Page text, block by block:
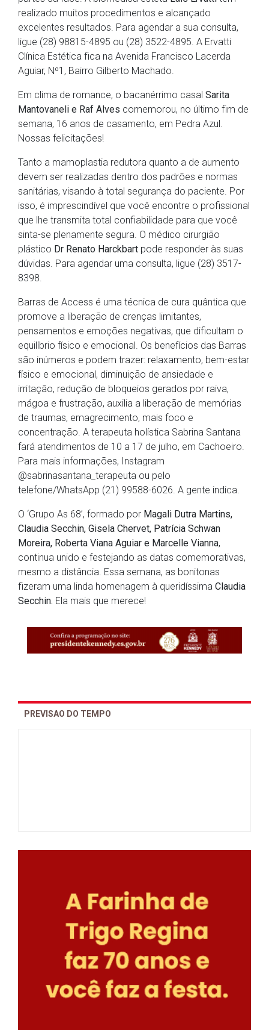
realizado muitos procedimentos e alcançado
excelentes resultados. Para agendar a sua consulta,
ligue (28) 98815-4895 ou (28) 3522-4895. A Ervatti
Clínica Estética fica na Avenida Francisco Lacerda
Aguiar, Nº1, Bairro Gilberto Machado. ⠀
Em clima de romance, o bacanérrimo casal Sarita
Mantovaneli e Raf Alves comemorou, no último fim de
semana, 16 anos de casamento, em Pedra Azul.
Nossas felicitações!
Tanto a mamoplastia redutora quanto a de aumento
devem ser realizadas dentro dos padrões e normas
sanitárias, visando à total segurança do paciente. Por
isso, é imprescindível que você encontre o profissional
que lhe transmita total confiabilidade para que você
sinta-se plenamente segura. O médico cirurgião
plástico Dr Renato Harckbart pode responder às suas
dúvidas. Para agendar uma consulta, ligue (28) 3517-
8398.
Barras de Access é uma técnica de cura quântica que
promove a liberação de crenças limitantes,
pensamentos e emoções negativas, que dificultam o
equilíbrio físico e emocional. Os benefícios das Barras
são inúmeros e podem trazer: relaxamento, bem-estar
físico e emocional, diminuição de ansiedade e
irritação, redução de bloqueios gerados por raiva,
mágoa e frustração, auxilia a liberação de memórias
de traumas, emagrecimento, mais foco e
concentração. A terapeuta holística Sabrina Santana
fará atendimentos de 10 a 17 de julho, em Cachoeiro.
Para mais informações, Instagram
@sabrinasantana_terapeuta ou pelo
telefone/WhatsApp (21) 99588-6026. A gente indica.
O ‘Grupo As 68’, formado por Magali Dutra Martins,
Claudia Secchin, Gisela Chervet, Patrícia Schwan
Moreira, Roberta Viana Aguiar e Marcelle Vianna,
continua unido e festejando as datas comemorativas,
mesmo a distância. Essa semana, as bonitonas
fizeram uma linda homenagem à queridíssima Claudia
Secchin. Ela mais que merece!
PREVISAO DO TEMPO